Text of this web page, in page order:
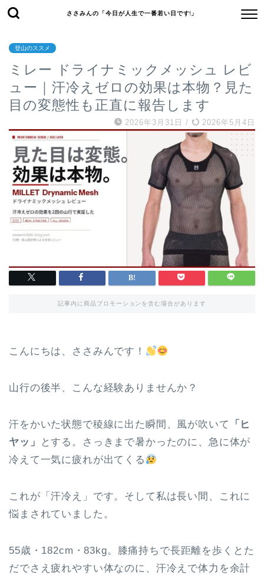
ささみんの「今日が人生で一番若い日です!」
登山のススメ
ミレー ドライナミックメッシュ レビ
ュー｜汗冷えゼロの効果は本物？見た
目の変態性も正直に報告します
2026年3月31日 / 2026年5月4日
記事内に商品プロモーションを含む場合があります
こんにちは、ささみんです！
山行の後半、こんな経験ありませんか？
汗をかいた状態で稜線に出た瞬間、風が吹いて
「ヒ
ヤッ」
とする。さっきまで暑かったのに、急に体が
冷えて一気に疲れが出てくる
これが「汗冷え」です。そして私は長い間、これに
悩まされていました。
55歳・182cm・83kg。膝痛持ちで長距離を歩くとた
だでさえ疲れやすい体なのに、汗冷えで体力を余計